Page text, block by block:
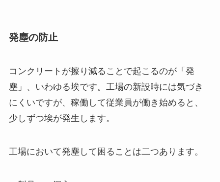
発塵の防止
コンクリートが擦り減ることで起こるのが「発
塵」、いわゆる埃です。工場の新設時には気づき
にくいですが、稼働して従業員が働き始めると、
少しずつ埃が発生します。
工場において発塵して困ることは二つあります。